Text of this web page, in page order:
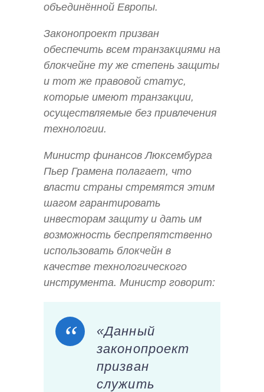
объединённой Европы.
Законопроект призван
обеспечить всем транзакциями на
блокчейне ту же степень защиты
и тот же правовой статус,
которые имеют транзакции,
осуществляемые без привлечения
технологии.
Министр финансов Люксембурга
Пьер Грамена полагает, что
власти страны стремятся этим
шагом гарантировать
инвесторам защиту и дать им
возможность беспрепятственно
использовать блокчейн в
качестве технологического
инструмента. Министр говорит:
«Данный
законопроект
призван
служить